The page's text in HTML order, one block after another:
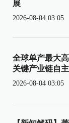
展
2026-08-04 03:05
全球单产最大
关键产业链自
2026-08-04 03:05